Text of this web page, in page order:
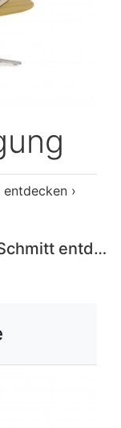
›
Alle Couchtische von Ronald Schmitt entdecken ›